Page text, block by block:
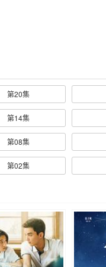
第20集
第14集
第08集
第02集